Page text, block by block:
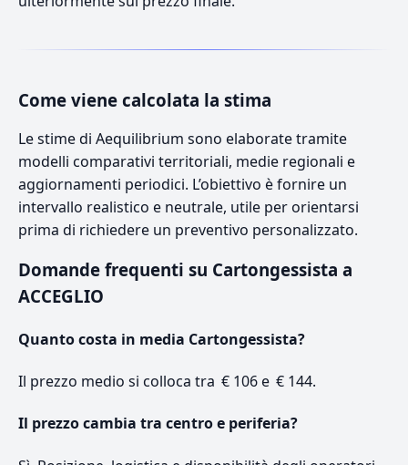
Come viene calcolata la stima
Le stime di Aequilibrium sono elaborate tramite
modelli comparativi territoriali, medie regionali e
aggiornamenti periodici. L’obiettivo è fornire un
intervallo realistico e neutrale, utile per orientarsi
prima di richiedere un preventivo personalizzato.
Domande frequenti su Cartongessista a
ACCEGLIO
Quanto costa in media Cartongessista?
Il prezzo medio si colloca tra € 106 e € 144.
Il prezzo cambia tra centro e periferia?